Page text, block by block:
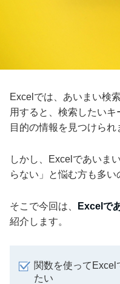
Excelでは、あいまい検
用すると、検索したいキ
目的の情報を見つけられ
しかし、Excelであいま
らない」と悩む方も多い
そこで今回は、 Excelで
紹介します。
関数を使ってExcel
たい